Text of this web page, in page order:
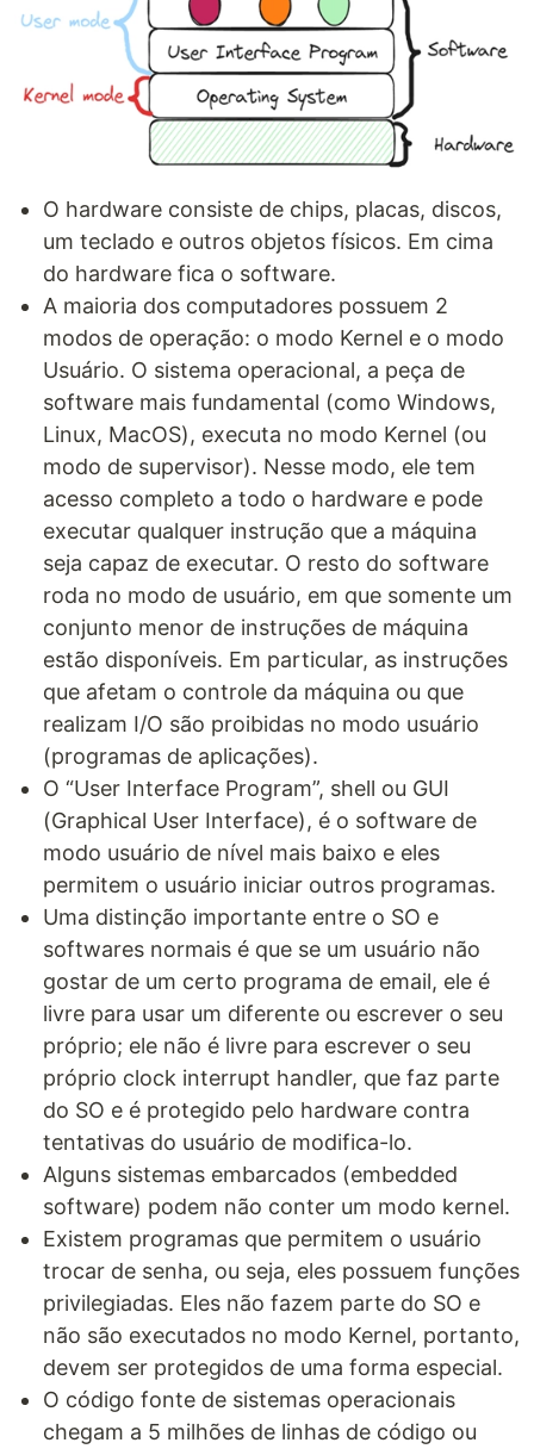
O hardware consiste de chips, placas, discos,
um teclado e outros objetos físicos. Em cima
do hardware fica o software.
A maioria dos computadores possuem 2
modos de operação: o modo Kernel e o modo
Usuário. O sistema operacional, a peça de
software mais fundamental (como Windows,
Linux, MacOS), executa no modo Kernel (ou
modo de supervisor). Nesse modo, ele tem
acesso completo a todo o hardware e pode
executar qualquer instrução que a máquina
seja capaz de executar. O resto do software
roda no modo de usuário, em que somente um
conjunto menor de instruções de máquina
estão disponíveis. Em particular, as instruções
que afetam o controle da máquina ou que
realizam I/O são proibidas no modo usuário
(programas de aplicações).
O “User Interface Program”, shell ou GUI
(Graphical User Interface), é o software de
modo usuário de nível mais baixo e eles
permitem o usuário iniciar outros programas.
Uma distinção importante entre o SO e
softwares normais é que se um usuário não
gostar de um certo programa de email, ele é
livre para usar um diferente ou escrever o seu
próprio; ele não é livre para escrever o seu
próprio clock interrupt handler, que faz parte
do SO e é protegido pelo hardware contra
tentativas do usuário de modifica-lo.
Alguns sistemas embarcados (embedded
software) podem não conter um modo kernel.
Existem programas que permitem o usuário
trocar de senha, ou seja, eles possuem funções
privilegiadas. Eles não fazem parte do SO e
não são executados no modo Kernel, portanto,
devem ser protegidos de uma forma especial.
O código fonte de sistemas operacionais
chegam a 5 milhões de linhas de código ou